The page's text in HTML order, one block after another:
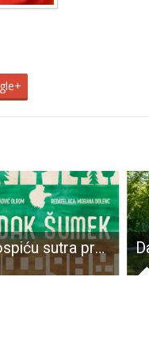
U Gospiću sutra predstava za djecu Čudak Šumek